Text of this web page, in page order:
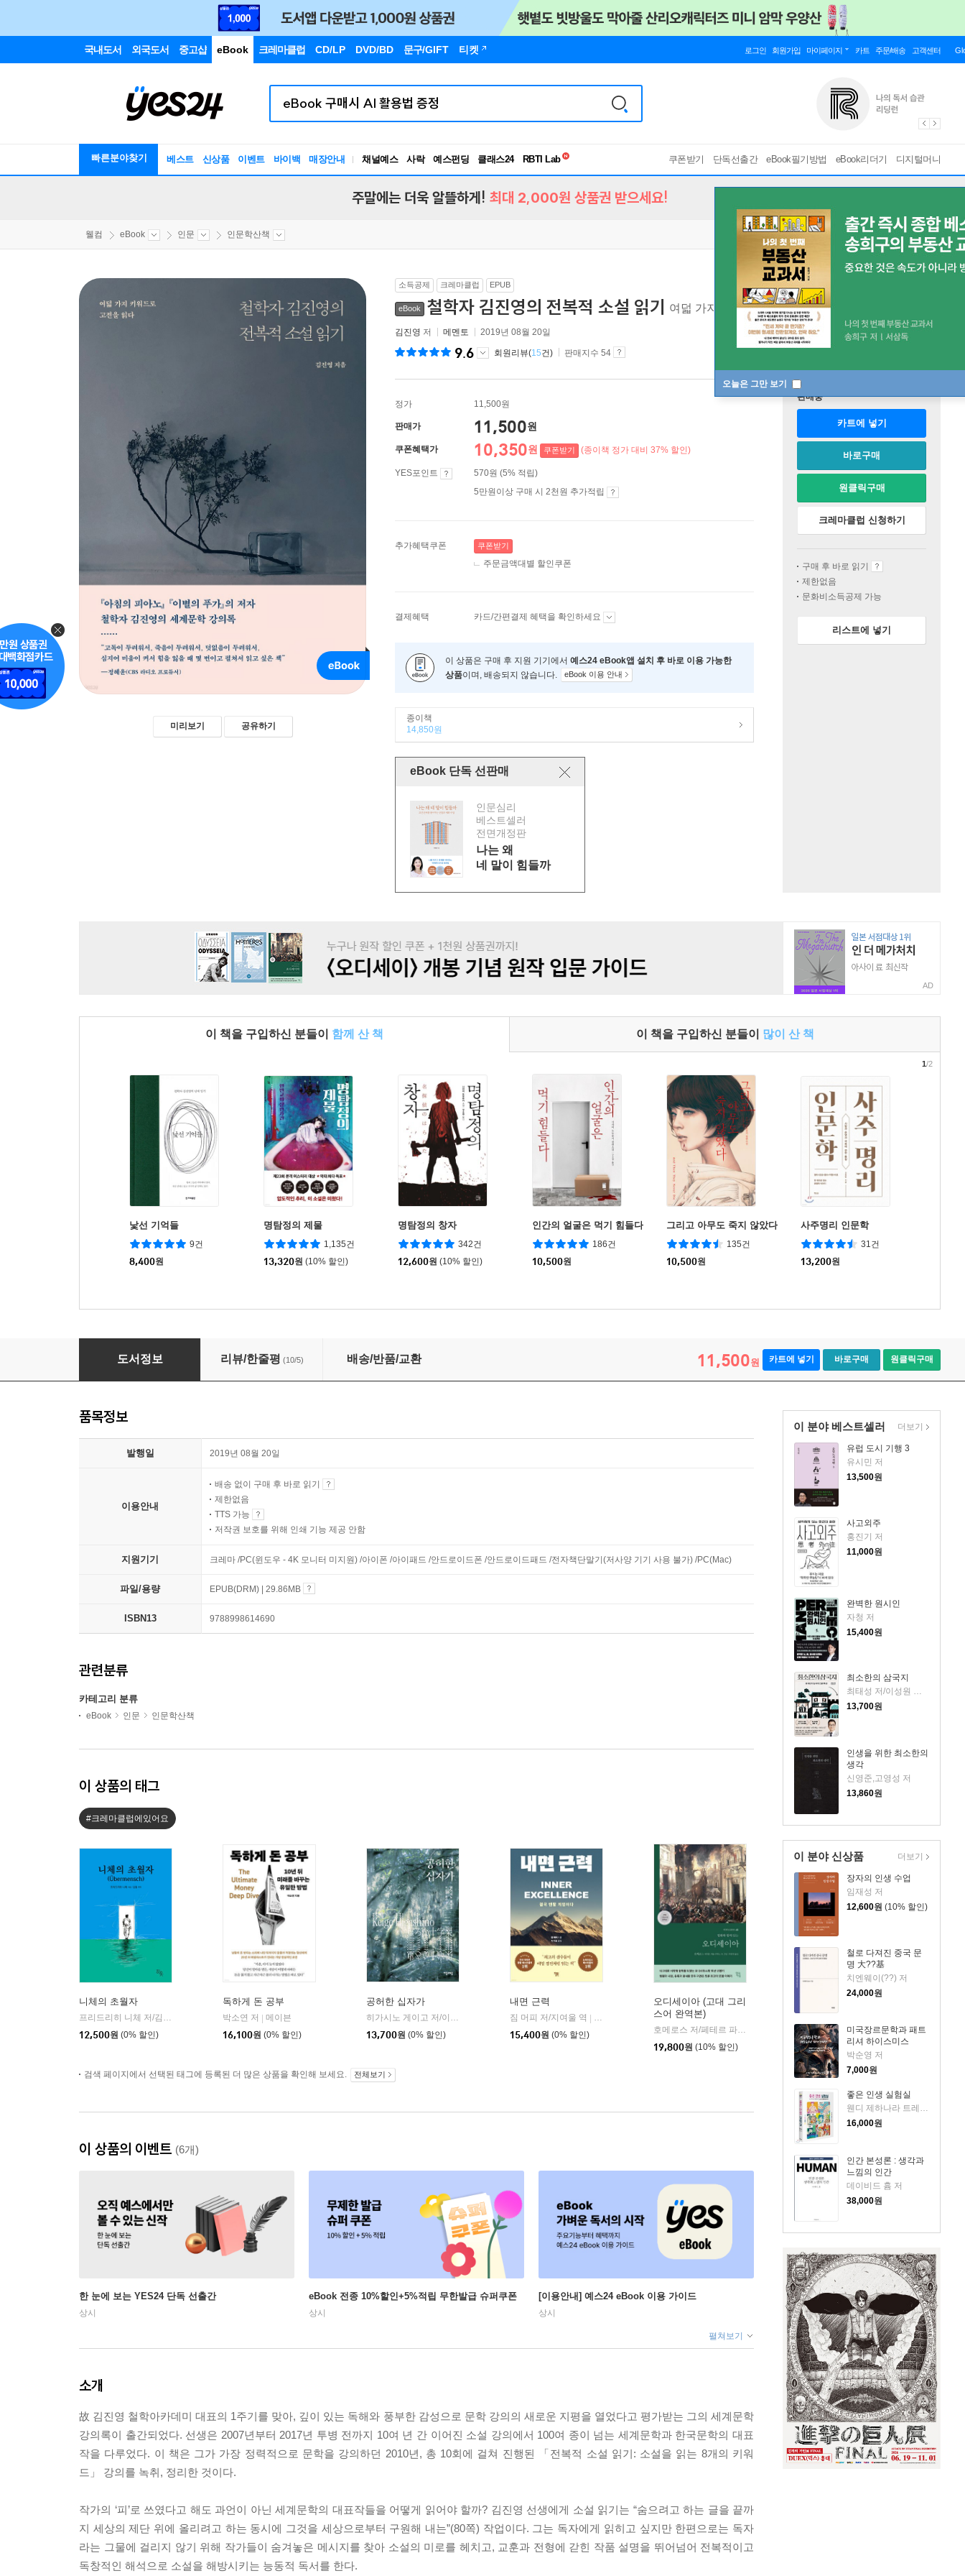
국내도서 외국도서 중고샵 eBook 크레마클럽 CD/LP DVD/BD 문구/GIFT 티켓 로그인 회원가입 마이페이지 카트 주문/배송 고객센터
빠른분야찾기 베스트 신상품 이벤트 바이백 매장안내 채널예스 사락 예스펀딩 클래스24
독서유형검사
쿠폰받기 단독선출간 eBook필기방법 eBook리더기 디지털머니
오늘은 그만 보기
주말에는 더욱 알뜰하게! 최대 2,000원 상품권 받으세요!
웰컴 eBook 인문 인문학산책
미리보기 공유하기
소득공제 크레마클럽 EPUB
eBook 철학자 김진영의 전복적 소설 읽기 여덟 가지 키워드로 고전을 읽다
김진영 저 메멘토 2019년 08월 20일
9.6 회원리뷰(15건) 판매지수 54
정가 11,500원
판매가 11,500원
쿠폰혜택가 10,350원 쿠폰받기 (종이책 정가 대비 37% 할인)
YES포인트
570원 (5% 적립)
5만원이상 구매 시 2천원 추가적립
추가혜택쿠폰 쿠폰받기
주문금액대별 할인쿠폰
결제혜택 카드/간편결제 혜택을 확인하세요
이 상품은 구매 후 지원 기기에서 예스24 eBook앱 설치 후 바로 이용 가능한
상품이며, 배송되지 않습니다. eBook 이용 안내
종이책
14,850원
eBook 단독 선판매
인문심리
베스트셀러
전면개정판
나는 왜
네 말이 힘들까
판매중
카트에 넣기
바로구매
원클릭구매
크레마클럽 신청하기
구매 후 바로 읽기
제한없음
문화비소득공제 가능
리스트에 넣기
AD
이 책을 구입하신 분들이 함께 산 책 이 책을 구입하신 분들이 많이 산 책
낯선 기억들
9건
8,400원
명탐정의 제물
1,135건
13,320원 (10% 할인)
명탐정의 창자
342건
12,600원 (10% 할인)
인간의 얼굴은 먹기 힘들다
186건
10,500원
그리고 아무도 죽지 않았다
135건
10,500원
사주명리 인문학
31건
13,200원
1/2
철학자 김진영의 전복적 소설 읽기
도서정보 리뷰/한줄평 (10/5) 배송/반품/교환 11,500원 카트에 넣기 바로구매 원클릭구매
이 분야 베스트셀러
유럽 도시 기행 3
유시민 저
13,500원
사고외주
홍진기 저
11,000원
완벽한 원시인
자청 저
15,400원
최소한의 삼국지
최태성 저/이성원 감수
13,700원
인생을 위한 최소한의
생각
신영준,고영성 저
13,860원
더보기
이 분야 신상품
장자의 인생 수업
임재성 저
12,600원 (10% 할인)
철로 다져진 중국 문
명 大??基
치엔웨이(??) 저
24,000원
미국장르문학과 패트
리셔 하이스미스
박순영 저
7,000원
좋은 인생 실험실
16,000원
인간 본성론 : 생각과
느낌의 인간
데이비드 흄 저
38,000원
더보기
품목정보
발행일 2019년 08월 20일
이용안내
배송 없이 구매 후 바로 읽기
제한없음
TTS 가능
저작권 보호를 위해 인쇄 기능 제공 안함
지원기기 크레마 /PC(윈도우 - 4K 모니터 미지원) /아이폰 /아이패드 /안드로이드폰 /안드로이드패드 /전자책단말기(저사양 기기 사용 불가) /PC(Mac)
파일/용량 EPUB(DRM) | 29.86MB
ISBN13 9788998614690
관련분류
카테고리 분류
eBook 인문 인문학산책
이 상품의 태그
#크레마클럽에있어요
니체의 초월자
12,500원 (0% 할인)
독하게 돈 공부
박소연 저 | 메이븐
16,100원 (0% 할인)
공허한 십자가
자음과모음
13,700원 (0% 할인)
내면 근력
짐 머피 저/지여울 역 |
15,400원 (0% 할인)
오디세이아 (고대 그리
스어 완역본)
|
현대지성
19,800원 (10% 할인)
검색 페이지에서 선택된 태그에 등록된 더 많은 상품을 확인해 보세요. 전체보기
이 상품의 이벤트 (6개)
한 눈에 보는 YES24 단독 선출간
상시
eBook 전종 10%할인+5%적립 무한발급 슈퍼쿠폰
상시
[이용안내] 예스24 eBook 이용 가이드
상시
펼쳐보기
소개
故 김진영 철학아카데미 대표의 1주기를 맞아, 깊이 있는 독해와 풍부한 감성으로 문학 강의의 새로운 지평을 열었다고 평가받는 그의 세계문학
강의록이 출간되었다. 선생은 2007년부터 2017년 투병 전까지 10여 년 간 이어진 소설 강의에서 100여 종이 넘는 세계문학과 한국문학의 대표
작을 다루었다. 이 책은 그가 가장 정력적으로 문학을 강의하던 2010년, 총 10회에 걸쳐 진행된 「전복적 소설 읽기: 소설을 읽는 8개의 키워
드」 강의를 녹취, 정리한 것이다.
작가의 ‘피’로 쓰였다고 해도 과언이 아닌 세계문학의 대표작들을 어떻게 읽어야 할까? 김진영 선생에게 소설 읽기는 “숨으려고 하는 글을 끝까
지 세상의 제단 위에 올리려고 하는 동시에 그것을 세상으로부터 구원해 내는”(80쪽) 작업이다. 그는 독자에게 읽히고 싶지만 한편으로는 독자
라는 그물에 걸리지 않기 위해 작가들이 숨겨놓은 메시지를 찾아 소설의 미로를 헤치고, 교훈과 전형에 갇힌 작품 설명을 뛰어넘어 전복적이고
독창적인 해석으로 소설을 해방시키는 능동적 독서를 한다.